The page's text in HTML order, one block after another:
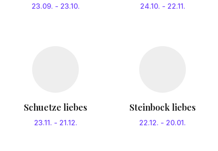
23.09. - 23.10. 24.10. - 22.11.
Schuetze liebes
23.11. - 21.12.
Steinbock liebes
22.12. - 20.01.